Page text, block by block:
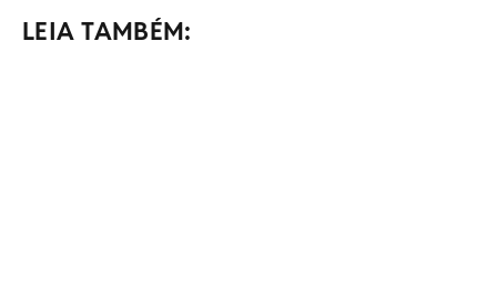
LEIA TAMBÉM: